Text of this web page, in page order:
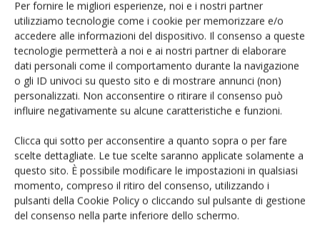
Per fornire le migliori esperienze, noi e i nostri partner
utilizziamo tecnologie come i cookie per memorizzare e/o
accedere alle informazioni del dispositivo. Il consenso a queste
tecnologie permetterà a noi e ai nostri partner di elaborare
dati personali come il comportamento durante la navigazione
o gli ID univoci su questo sito e di mostrare annunci (non)
personalizzati. Non acconsentire o ritirare il consenso può
influire negativamente su alcune caratteristiche e funzioni.
Clicca qui sotto per acconsentire a quanto sopra o per fare
scelte dettagliate. Le tue scelte saranno applicate solamente a
questo sito. È possibile modificare le impostazioni in qualsiasi
momento, compreso il ritiro del consenso, utilizzando i
pulsanti della Cookie Policy o cliccando sul pulsante di gestione
del consenso nella parte inferiore dello schermo.
L'Esperto risponde
I consigli di Terra e Vita agli agricoltori
Cerca adesso
Dalla stessa categoria